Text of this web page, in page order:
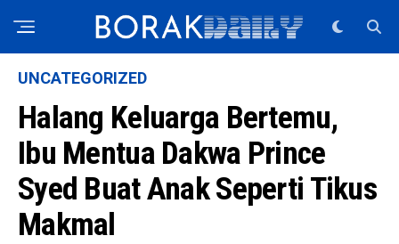
UNCATEGORIZED
Halang Keluarga Bertemu,
Ibu Mentua Dakwa Prince
Syed Buat Anak Seperti Tikus
Makmal